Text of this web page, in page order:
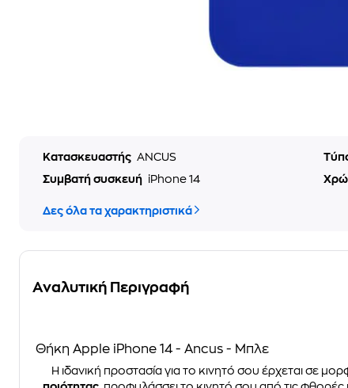
Κατασκευαστής ANCUS
Συμβατή συσκευή iPhone 14
Δες όλα τα χαρακτηριστικά
Αναλυτική Περιγραφή
Θήκη Apple iPhone 14 - Ancus - Μπλε
Η ιδανική προστασία για το κινητό σου έρχεται σε